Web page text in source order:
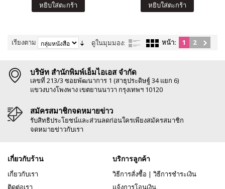
หยิบใส่ตะกร้า หยิบใส่ตะกร้า
เรียงตาม ดูในมุมมอง: หน้า: 1 2
บริษัท สำนักพิมพ์เอ็มไอเอส จำกัด
เลขที่ 213/3 ซอยพัฒนาการ 1 (สาธุประดิษฐ์ 34 แยก 6)
แขวงบางโพงพาง เขตยานนาวา กรุงเทพฯ 10120
สมัครสมาชิกจดหมายข่าว
รับสิทธิประโยชน์และส่วนลดก่อนใครเพียงสมัครสมาชิก
จดหมายข่าวกับเรา
เกี่ยวกับร้าน
เกี่ยวกับเรา
ติดต่อเรา
บริการลูกค้า
วิธีการสั่งซื้อ | วิธีการชำระเงิน
แจ้งการโอนเงิน